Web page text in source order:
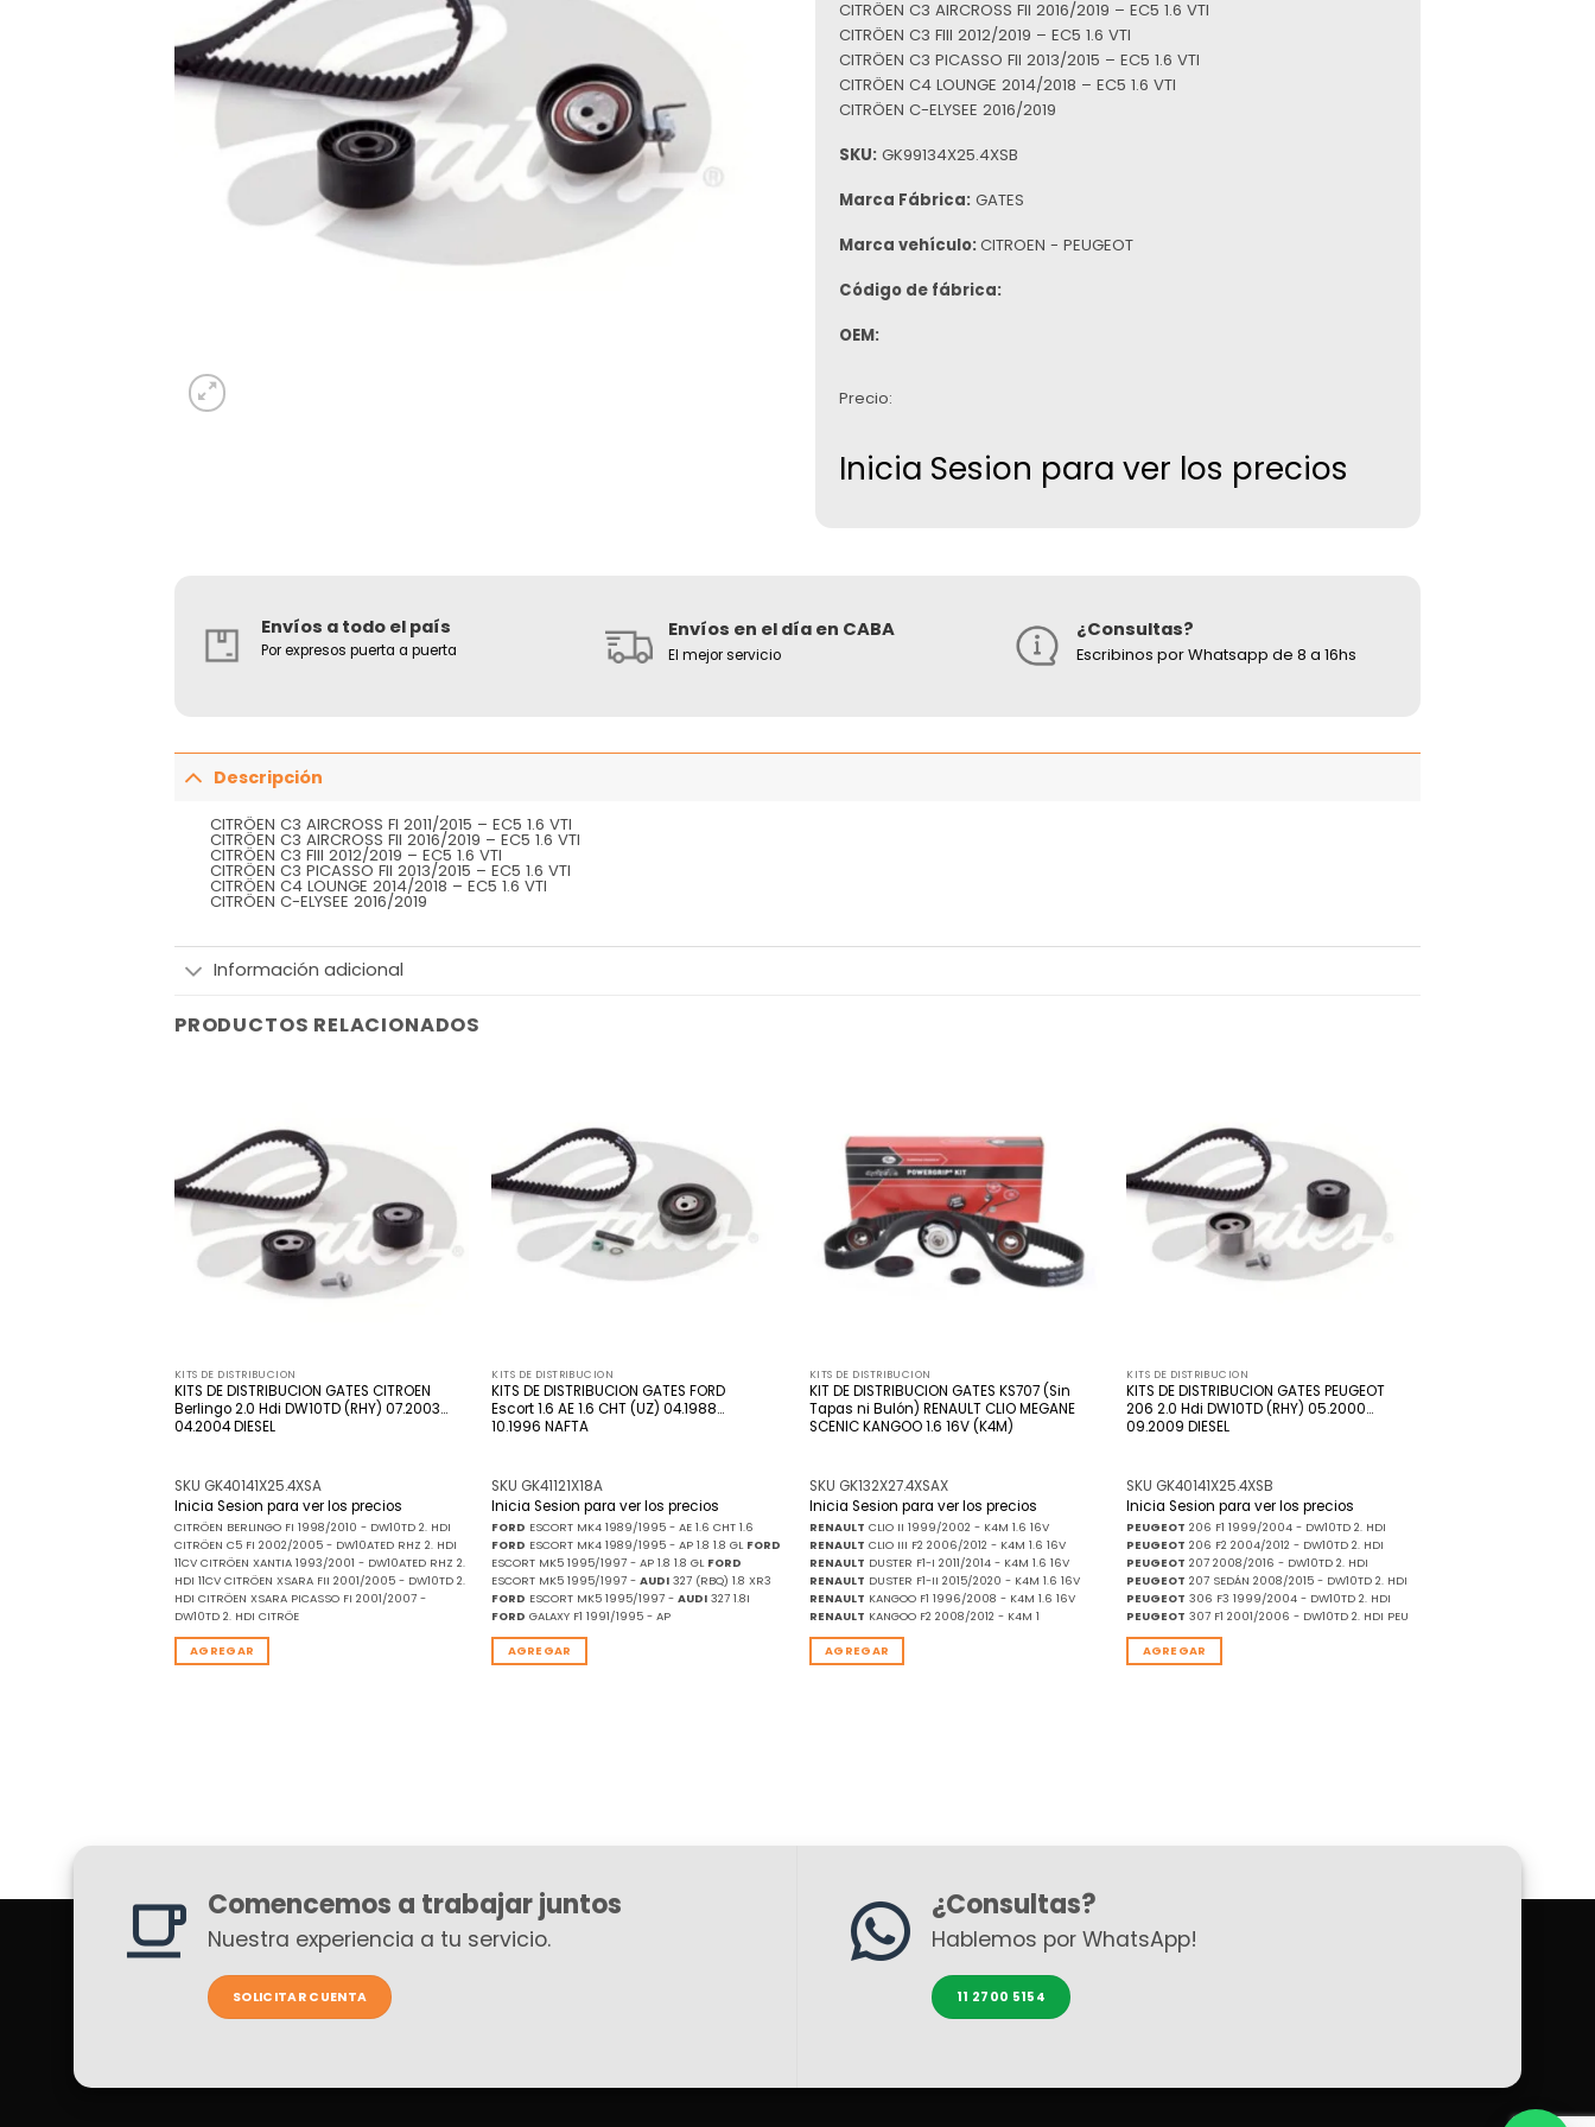
CITRÖEN C3 AIRCROSS FII 2016/2019 – EC5 1.6 VTI
CITRÖEN C3 FIII 2012/2019 – EC5 1.6 VTI
CITRÖEN C3 PICASSO FII 2013/2015 – EC5 1.6 VTI
CITRÖEN C4 LOUNGE 2014/2018 – EC5 1.6 VTI
CITRÖEN C-ELYSEE 2016/2019
SKU: GK99134X25.4XSB
Marca Fábrica: GATES
Marca vehículo: CITROEN - PEUGEOT
Código de fábrica:
OEM:
Precio:
Inicia Sesion para ver los precios
Envíos a todo el país
Por expresos puerta a puerta
Envíos en el día en CABA
El mejor servicio
¿Consultas?
Escribinos por Whatsapp de 8 a 16hs
Descripción
CITRÖEN C3 AIRCROSS FI 2011/2015 – EC5 1.6 VTI
CITRÖEN C3 AIRCROSS FII 2016/2019 – EC5 1.6 VTI
CITRÖEN C3 FIII 2012/2019 – EC5 1.6 VTI
CITRÖEN C3 PICASSO FII 2013/2015 – EC5 1.6 VTI
CITRÖEN C4 LOUNGE 2014/2018 – EC5 1.6 VTI
CITRÖEN C-ELYSEE 2016/2019
Información adicional
PRODUCTOS RELACIONADOS
deseos
KITS DE DISTRIBUCION
KITS DE DISTRIBUCION GATES CITROEN
Berlingo 2.0 Hdi DW10TD (RHY) 07.2003…
04.2004 DIESEL
SKU GK40141X25.4XSA
Inicia Sesion para ver los precios
CITRÖEN BERLINGO FI 1998/2010 - DW10TD 2. HDI
CITRÖEN C5 FI 2002/2005 - DW10ATED RHZ 2. HDI
11CV CITRÖEN XANTIA 1993/2001 - DW10ATED RHZ 2.
HDI 11CV CITRÖEN XSARA FII 2001/2005 - DW10TD 2.
HDI CITRÖEN XSARA PICASSO FI 2001/2007 -
DW10TD 2. HDI CITRÖE
AGREGAR
deseos
KITS DE DISTRIBUCION
KITS DE DISTRIBUCION GATES FORD
Escort 1.6 AE 1.6 CHT (UZ) 04.1988…
10.1996 NAFTA
SKU GK41121X18A
Inicia Sesion para ver los precios
FORD ESCORT MK4 1989/1995 - AE 1.6 CHT 1.6
FORD ESCORT MK4 1989/1995 - AP 1.8 1.8 GL FORD
ESCORT MK5 1995/1997 - AP 1.8 1.8 GL FORD
ESCORT MK5 1995/1997 -AUDI 327 (RBQ) 1.8 XR3
FORD ESCORT MK5 1995/1997 -AUDI 327 1.8I
FORD GALAXY F1 1991/1995 - AP
AGREGAR
KITS DE DISTRIBUCION
KIT DE DISTRIBUCION GATES KS707 (Sin
Tapas ni Bulón) RENAULT CLIO MEGANE
SCENIC KANGOO 1.6 16V (K4M)
SKU GK132X27.4XSAX
Inicia Sesion para ver los precios
RENAULT CLIO II 1999/2002 - K4M 1.6 16V
RENAULT CLIO III F2 2006/2012 - K4M 1.6 16V
RENAULT DUSTER F1-I 2011/2014 - K4M 1.6 16V
RENAULT DUSTER F1-II 2015/2020 - K4M 1.6 16V
RENAULT KANGOO F1 1996/2008 - K4M 1.6 16V
RENAULT KANGOO F2 2008/2012 - K4M 1
AGREGAR
deseos
KITS DE DISTRIBUCION
KITS DE DISTRIBUCION GATES PEUGEOT
206 2.0 Hdi DW10TD (RHY) 05.2000…
09.2009 DIESEL
SKU GK40141X25.4XSB
Inicia Sesion para ver los precios
PEUGEOT 206 F1 1999/2004 - DW10TD 2. HDI
PEUGEOT 206 F2 2004/2012 - DW10TD 2. HDI
PEUGEOT 207 2008/2016 - DW10TD 2. HDI
PEUGEOT 207 SEDÁN 2008/2015 - DW10TD 2. HDI
PEUGEOT 306 F3 1999/2004 - DW10TD 2. HDI
PEUGEOT 307 F1 2001/2006 - DW10TD 2. HDI PEU
AGREGAR
Comencemos a trabajar juntos
Nuestra experiencia a tu servicio.
SOLICITAR CUENTA
¿Consultas?
Hablemos por WhatsApp!
11 2700 5154